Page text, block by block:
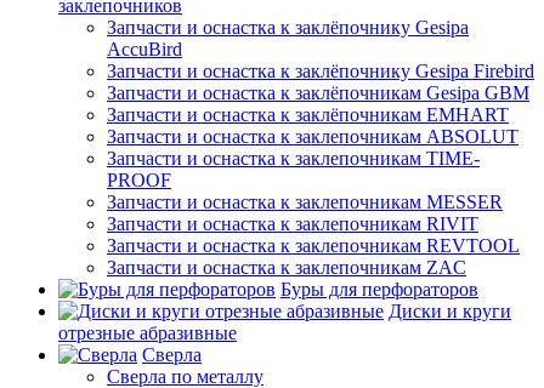
заклепочников
Запчасти и оснастка к заклёпочнику Gesipa
AccuBird
Запчасти и оснастка к заклёпочнику Gesipa Firebird
Запчасти и оснастка к заклёпочникам Gesipa GBM
Запчасти и оснастка к заклёпочникам EMHART
Запчасти и оснастка к заклепочникам ABSOLUT
Запчасти и оснастка к заклепочникам TIME-
PROOF
Запчасти и оснастка к заклепочникам MESSER
Запчасти и оснастка к заклепочникам RIVIT
Запчасти и оснастка к заклепочникам REVTOOL
Запчасти и оснастка к заклепочникам ZAC
Буры для перфораторов
Диски и круги
отрезные абразивные
Сверла
Сверла по металлу